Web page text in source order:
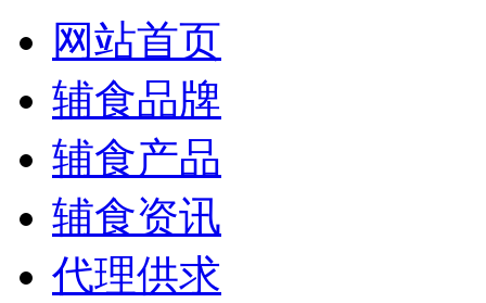
网站首页
辅食品牌
辅食产品
辅食资讯
代理供求